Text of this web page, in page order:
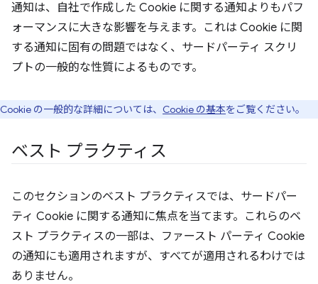
通知は、自社で作成した Cookie に関する通知よりもパフ
ォーマンスに大きな影響を与えます。これは Cookie に関
する通知に固有の問題ではなく、サードパーティ スクリ
プトの一般的な性質によるものです。
Cookie の一般的な詳細については、 Cookie の基本をご覧ください。
ベスト プラクティス
このセクションのベスト プラクティスでは、サードパー
ティ Cookie に関する通知に焦点を当てます。これらのベ
スト プラクティスの一部は、ファースト パーティ Cookie
の通知にも適用されますが、すべてが適用されるわけでは
ありません。